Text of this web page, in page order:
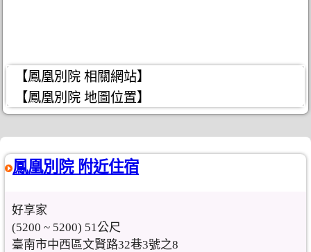
【鳳凰別院 相關網站】
【鳳凰別院 地圖位置】
鳳凰別院 附近住宿
好享家
(5200 ~ 5200) 51公尺
臺南市中西區文賢路32巷3號之8